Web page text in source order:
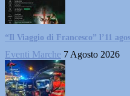
“Il Viaggio di Francesco” l’11
Eventi Marche 7 Agosto 2026